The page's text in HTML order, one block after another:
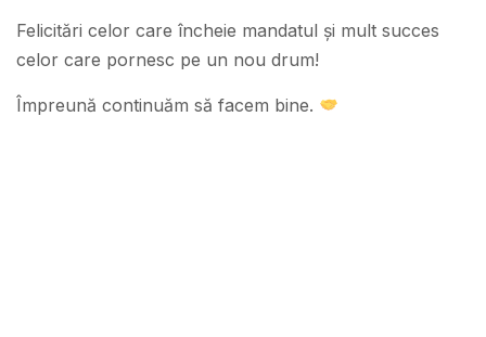
Felicitări celor care încheie mandatul și mult succes
celor care pornesc pe un nou drum!
Împreună continuăm să facem bine.